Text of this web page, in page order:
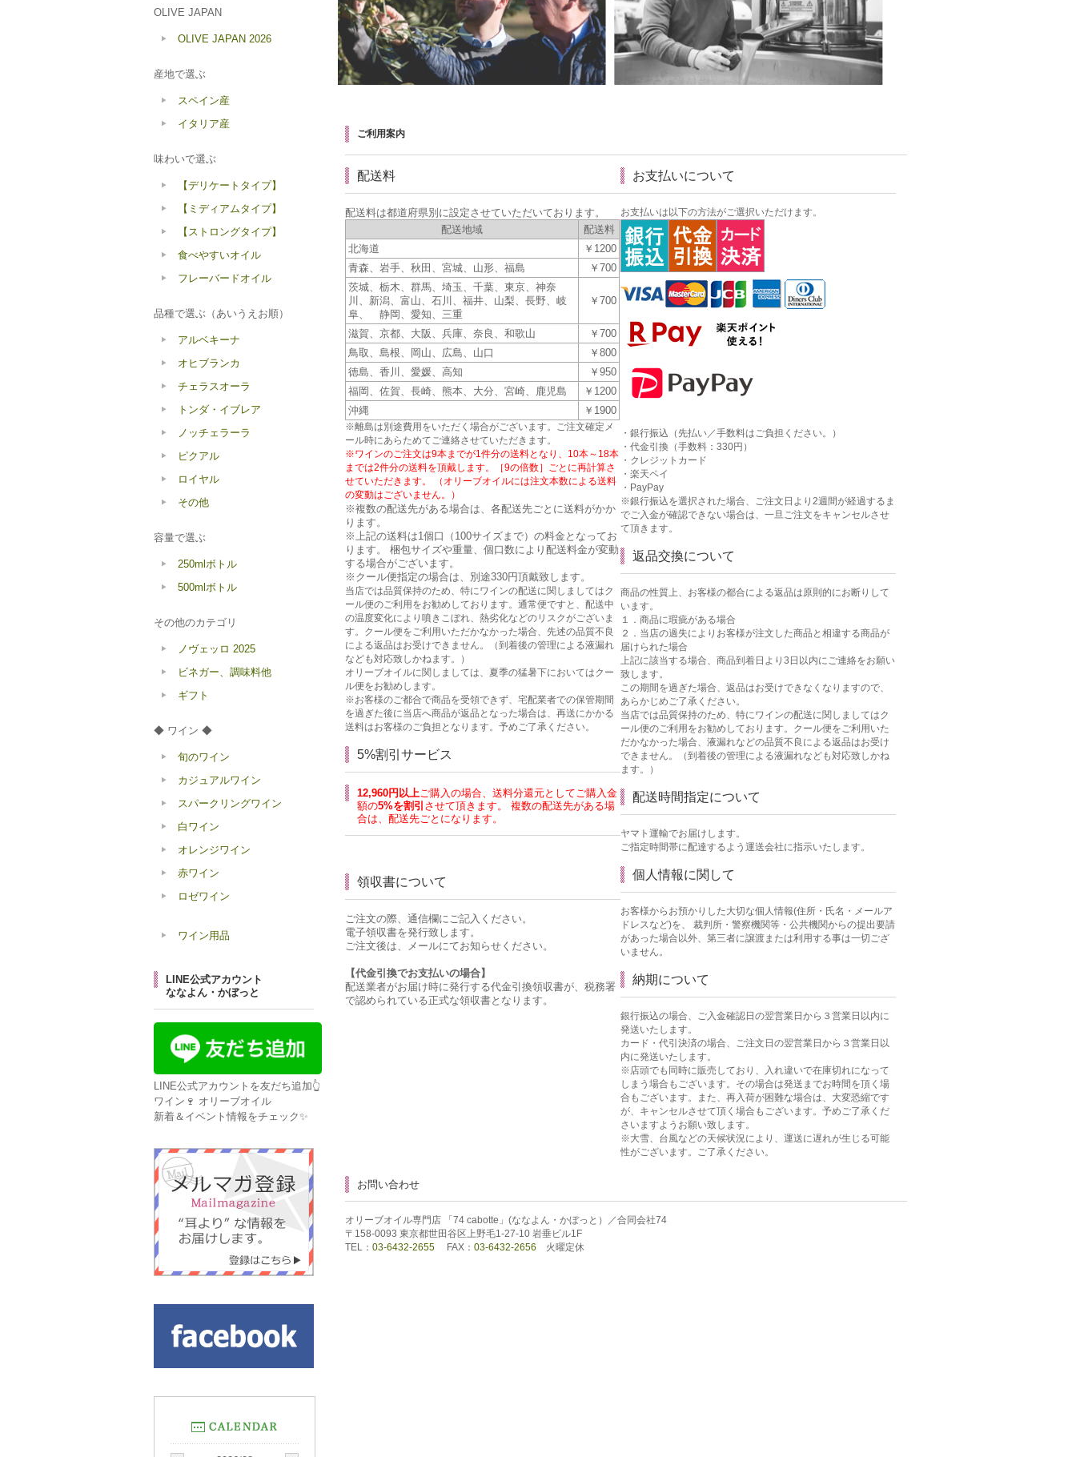
ご利用案内
配送料
配送料は都道府県別に設定させていただいております。
配送地域
配送料
北海道
￥1200
青森、岩手、秋田、宮城、山形、福島
￥700
茨城、栃木、群馬、埼玉、千葉、東京、神奈
川、新潟、富山、石川、福井、山梨、長野、岐
阜、 静岡、愛知、三重
￥700
滋賀、京都、大阪、兵庫、奈良、和歌山
￥700
鳥取、島根、岡山、広島、山口
￥800
徳島、香川、愛媛、高知
￥950
福岡、佐賀、長崎、熊本、大分、宮崎、鹿児島
￥1200
沖縄
￥1900
※離島は別途費用をいただく場合がございます。ご注文確定メ
ール時にあらためてご連絡させていただきます。
※ワインのご注文は9本までが1件分の送料となり、10本～18本
までは2件分の送料を頂戴します。［9の倍数］ごとに再計算さ
せていただきます。 （オリーブオイルには注文本数による送料
の変動はございません。）
※複数の配送先がある場合は、各配送先ごとに送料がかか
ります。
※上記の送料は1個口（100サイズまで）の料金となってお
ります。 梱包サイズや重量、個口数により配送料金が変動
する場合がございます。
※クール便指定の場合は、別途330円頂戴致します。
当店では品質保持のため、特にワインの配送に関しましてはク
ール便のご利用をお勧めしております。通常便ですと、配送中
の温度変化により噴きこぼれ、熱劣化などのリスクがございま
す。クール便をご利用いただかなかった場合、先述の品質不良
による返品はお受けできません。（到着後の管理による液漏れ
なども対応致しかねます。）
オリーブオイルに関しましては、夏季の猛暑下においてはクー
ル便をお勧めします。
※お客様のご都合で商品を受領できず、宅配業者での保管期間
を過ぎた後に当店へ商品が返品となった場合は、再送にかかる
送料はお客様のご負担となります。予めご了承ください。
5%割引サービス
12,960円以上 ご購入の場合、送料分還元としてご購入金
額の5%を割引 させて頂きます。
複数の配送先がある場
合は、配送先ごとになります。
領収書について
ご注文の際、通信欄にご記入ください。
電子領収書を発行致します。
ご注文後は、メールにてお知らせください。
【代金引換でお支払いの場合】
配送業者がお届け時に発行する代金引換領収書が、税務署
で認められている正式な領収書となります。
お支払いについて
お支払いは以下の方法がご選択いただけます。
・銀行振込（先払い／手数料はご負担ください。）
・代金引換（手数料：330円）
・クレジットカード
・楽天ペイ
・PayPay
※銀行振込を選択された場合、ご注文日より2週間が経過するま
でご入金が確認できない場合は、一旦ご注文をキャンセルさせ
て頂きます。
返品交換について
商品の性質上、お客様の都合による返品は原則的にお断りして
います。
１．商品に瑕疵がある場合
２．当店の過失によりお客様が注文した商品と相違する商品が
届けられた場合
上記に該当する場合、商品到着日より3日以内にご連絡をお願い
致します。
この期間を過ぎた場合、返品はお受けできなくなりますので、
あらかじめご了承ください。
当店では品質保持のため、特にワインの配送に関しましてはク
ール便のご利用をお勧めしております。クール便をご利用いた
だかなかった場合、液漏れなどの品質不良による返品はお受け
できません。（到着後の管理による液漏れなども対応致しかね
ます。）
配送時間指定について
ヤマト運輸でお届けします。
ご指定時間帯に配達するよう運送会社に指示いたします。
個人情報に関して
お客様からお預かりした大切な個人情報(住所・氏名・メールア
ドレスなど)を、 裁判所・警察機関等・公共機関からの提出要請
があった場合以外、第三者に譲渡または利用する事は一切ござ
いません。
納期について
銀行振込の場合、ご入金確認日の翌営業日から３営業日以内に
発送いたします。
カード・代引決済の場合、ご注文日の翌営業日から３営業日以
内に発送いたします。
※店頭でも同時に販売しており、入れ違いで在庫切れになって
しまう場合もございます。その場合は発送までお時間を頂く場
合もございます。また、再入荷が困難な場合は、大変恐縮です
が、キャンセルさせて頂く場合もございます。予めご了承くだ
さいますようお願い致します。
※大雪、台風などの天候状況により、運送に遅れが生じる可能
性がございます。ご了承ください。
お問い合わせ
オリーブオイル専門店 「74 cabotte」(ななよん・かぼっと）／合同会社74
〒158-0093 東京都世田谷区上野毛1-27-10 岩垂ビル1F
TEL： 03-6432-2655 FAX： 03-6432-2656 火曜定休
OLIVE JAPAN
OLIVE JAPAN 2026
産地で選ぶ
スペイン産
イタリア産
味わいで選ぶ
【デリケートタイプ】
【ミディアムタイプ】
【ストロングタイプ】
食べやすいオイル
フレーバードオイル
品種で選ぶ（あいうえお順）
アルベキーナ
オヒブランカ
チェラスオーラ
トンダ・イブレア
ノッチェラーラ
ピクアル
ロイヤル
その他
容量で選ぶ
250mlボトル
500mlボトル
その他のカテゴリ
ノヴェッロ 2025
ビネガー、調味料他
ギフト
◆ ワイン ◆
旬のワイン
カジュアルワイン
スパークリングワイン
白ワイン
オレンジワイン
赤ワイン
ロゼワイン
ワイン用品
LINE公式アカウント
ななよん・かぼっと
LINE公式アカウントを友だち追加👆
ワイン🍷 オリーブオイル
新着＆イベント情報をチェック✨